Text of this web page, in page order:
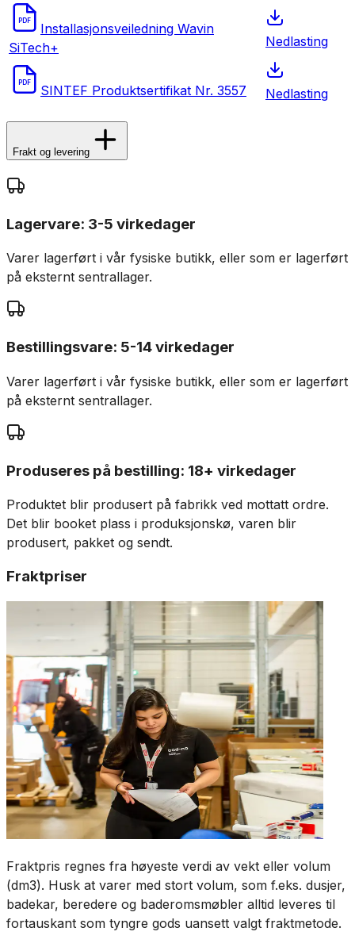
PDF
Installasjonsveiledning Wavin
SiTech+
Nedlasting
PDF SINTEF Produktsertifikat Nr. 3557 Nedlasting
Frakt og levering
Lagervare: 3-5 virkedager
Varer lagerført i vår fysiske butikk, eller som er lagerført
på eksternt sentrallager.
Bestillingsvare: 5-14 virkedager
Varer lagerført i vår fysiske butikk, eller som er lagerført
på eksternt sentrallager.
Produseres på bestilling: 18+ virkedager
Produktet blir produsert på fabrikk ved mottatt ordre.
Det blir booket plass i produksjonskø, varen blir
produsert, pakket og sendt.
Fraktpriser
Fraktpris regnes fra høyeste verdi av vekt eller volum
(dm3). Husk at varer med stort volum, som f.eks. dusjer,
badekar, beredere og baderomsmøbler alltid leveres til
fortauskant som tyngre gods uansett valgt fraktmetode.